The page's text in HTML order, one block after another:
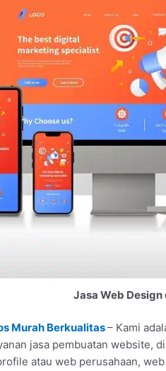
Jasa Web
Murah Berkualitas– Kami
jasa pembuatan website,
atau web perusahaan,